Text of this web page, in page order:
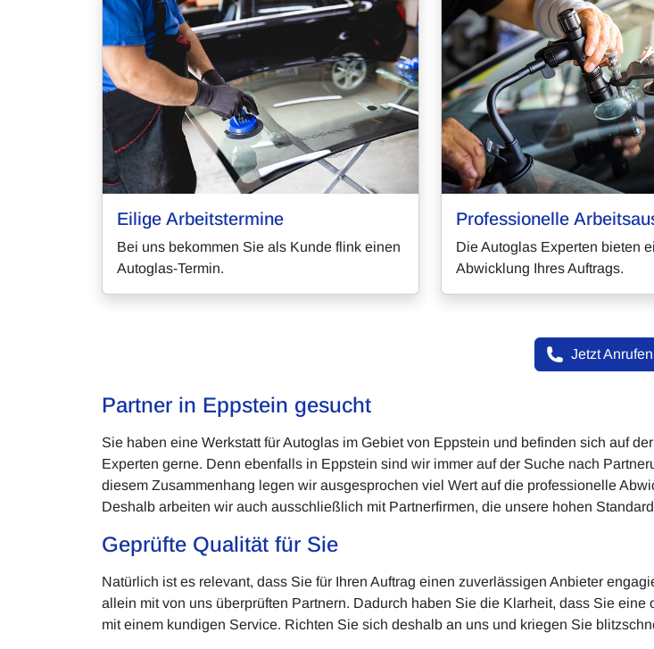
Eilige Arbeitstermine
Bei uns bekommen Sie als Kunde flink einen
Autoglas-Termin.
Professionelle
Die Autoglas Experten bieten
Abwicklung Ihres Auftrags.
Jetzt Anrufen
Partner in Eppstein gesucht
Sie haben eine Werkstatt für Autoglas im Gebiet von Eppstein und befinden sich auf
Experten gerne. Denn ebenfalls in Eppstein sind wir immer auf der Suche nach
diesem Zusammenhang legen wir ausgesprochen viel Wert auf die professionelle
Deshalb arbeiten wir auch ausschließlich mit Partnerfirmen, die unsere hohen
Geprüfte Qualität für Sie
Natürlich ist es relevant, dass Sie für Ihren Auftrag einen zuverlässigen Anbieter
allein mit von uns überprüften Partnern. Dadurch haben Sie die Klarheit, dass Sie
mit einem kundigen Service. Richten Sie sich deshalb an uns und kriegen Sie